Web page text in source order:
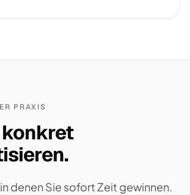
PRAXIS
denen Sie sofort Zeit gewinnen.